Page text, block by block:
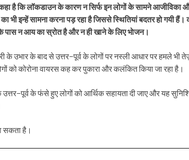
है कि लॉकडाउन के कारण न सिर्फ इन लोगों के सामने आजीविका
भी इन्हें सामना करना पड़ रहा है जिससे स्थितियां बदतर हो गयी
पास न आय का स्रोत है और न ही खाने के लिए भाेजन।
के उभार के बाद से उत्तर−पूर्व के लोगों पर नस्ली आधार पर हमले भी
को कोरोना वायरस कह कर पुकारा और कलंकित किया जा रहा है।
के फंसे हुए लोगों को आर्थिक सहायता दी जाए और यह
सकता है।